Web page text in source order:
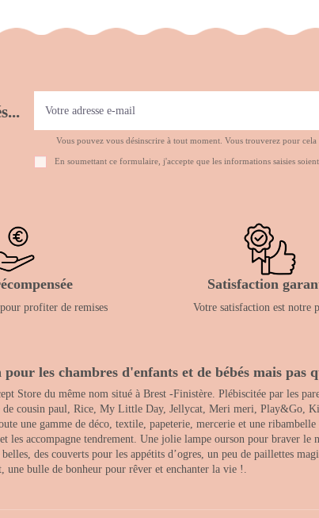
Vous pouvez vous désinscrire à tout moment. Vous trouverez pour
En soumettant ce formulaire, j'accepte que les informations saisies
profiter de remises
Satisfaction
Votre satisfaction est notre
les chambres d'enfants et de bébés mais pas
Store du même nom situé à Brest -Finistère. Plébiscitée par les
de cousin paul, Rice, My Little Day, Jellycat, Meri meri, Play&Go,
une gamme de déco, textile, papeterie, mercerie et une
accompagne tendrement. Une jolie lampe ourson pour braver le
des couverts pour les appétits d’ogres, un peu de paillettes
bulle de bonheur pour rêver et enchanter la vie !.